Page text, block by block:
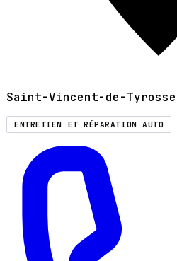
Saint-Vincent-de-Tyrosse
ENTRETIEN ET RÉPARATION AUTO